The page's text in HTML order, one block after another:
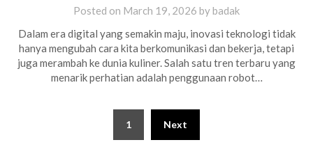
Posted on March 19, 2026 bybadak
Dalam era digital yang semakin maju, inovasi teknologi tidak
hanya mengubah cara kita berkomunikasi dan bekerja, tetapi
juga merambah ke dunia kuliner. Salah satu tren terbaru yang
menarik perhatian adalah penggunaan robot…
1 Next